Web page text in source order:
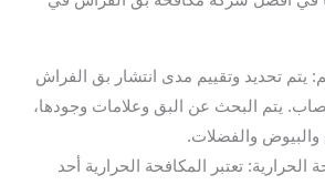
يتم تحديد وتقييم مدى انتشار بق الفراش
يتم البحث عن البق وعلامات وجودها،
والبيوض والفضلات.
الحرارية: تعتبر المكافحة الحرارية أحد